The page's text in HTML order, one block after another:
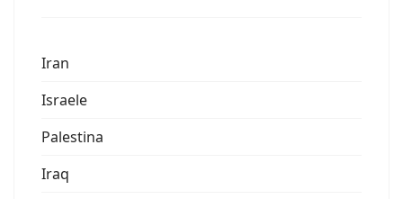
Iran
Israele
Palestina
Iraq